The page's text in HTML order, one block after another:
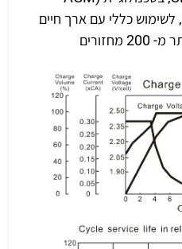
(Absorbent Glass Mat, לשימוש כללי עם ארך חיים
של עד 5 שנים בשימוש ליותר מ- 200 מחזורים